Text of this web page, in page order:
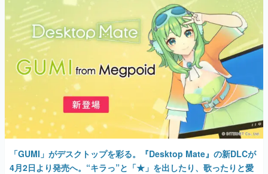
「GUMI」がデスクトップを彩る。『Desktop Mate』の新DLCが
4月2日より発売へ。“キラっ”と「★」を出したり、歌ったりと愛